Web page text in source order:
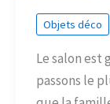
Objets déco
Le salon est
passons le